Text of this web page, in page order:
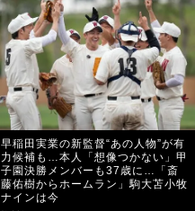
早稲田実業の新監督“あの人物”が有
力候補も…本人「想像つかない」甲
子園決勝メンバーも37歳に…「斎
藤佑樹からホームラン」駒大苫小牧
ナインは今